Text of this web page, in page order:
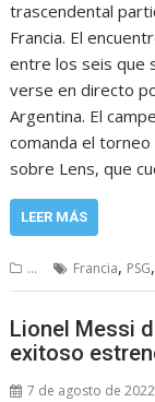
trascendental
Francia. El
entre los seis que
verse en directo
Argentina. El
comanda el
sobre Lens, que
LEER MÁS
... Francia, PSG,
Lionel Messi
exitoso
7 de agosto de 2022